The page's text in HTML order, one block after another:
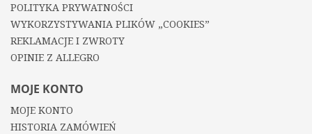
POLITYKA PRYWATNOŚCI
WYKORZYSTYWANIA PLIKÓW „COOKIES”
REKLAMACJE I ZWROTY
OPINIE Z ALLEGRO
MOJE KONTO
MOJE KONTO
HISTORIA ZAMÓWIEŃ